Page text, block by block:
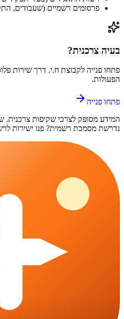
פרסומים רשמיים (שעבודים,
בעיה צרכנית?
פתחו פנייה לקבוצת ח.י. דרך שירות
הפעולות.
פתחו פנייה
המידע מסופק לצרכי שקיפות צרכנית.
נדרשת מסמכת רשמית? פנו ישירות